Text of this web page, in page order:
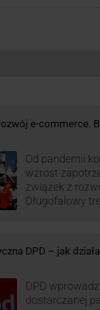
e-commerce.
Od pandemii
wzrost
związek z
Długofalowy
chwali się
DPD – jak
DPD
dostarczanej